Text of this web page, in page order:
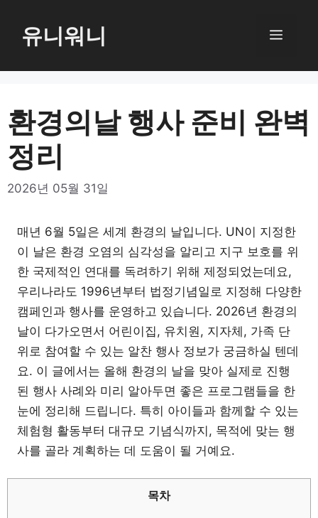
로
뛰
기
유니워니 메
환경의날 행사 준비 완벽
정리
2026년 05월 31일
매년 6월 5일은 세계 환경의 날입니다. UN이 지정한
이 날은 환경 오염의 심각성을 알리고 지구 보호를 위
한 국제적인 연대를 독려하기 위해 제정되었는데요,
우리나라도 1996년부터 법정기념일로 지정해 다양한
캠페인과 행사를 운영하고 있습니다. 2026년 환경의
날이 다가오면서 어린이집, 유치원, 지자체, 가족 단
위로 참여할 수 있는 알찬 행사 정보가 궁금하실 텐데
요. 이 글에서는 올해 환경의 날을 맞아 실제로 진행
된 행사 사례와 미리 알아두면 좋은 프로그램들을 한
눈에 정리해 드립니다. 특히 아이들과 함께할 수 있는
체험형 활동부터 대규모 기념식까지, 목적에 맞는 행
사를 골라 계획하는 데 도움이 될 거예요.
목차